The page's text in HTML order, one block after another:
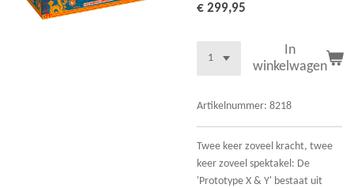
€ 299,95
In
winkelwagen
Artikelnummer: 8218
Twee keer zoveel kracht, twee
keer zoveel spektakel: De
'Prototype X & Y' bestaat uit